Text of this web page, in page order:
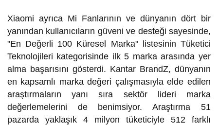
Xiaomi ayrıca Mi Fanlarının ve dünyanın dört bir
yanından kullanıcıların güveni ve desteği sayesinde,
"En Değerli 100 Küresel Marka" listesinin Tüketici
Teknolojileri kategorisinde ilk 5 marka arasında yer
alma başarısını gösterdi. Kantar BrandZ, dünyanın
en kapsamlı marka değeri çalışmasıyla elde edilen
araştırmaların yanı sıra sektör lideri marka
değerlemelerini de benimsiyor. Araştırma 51
pazarda yaklaşık 4 milyon tüketiciyle 512 farklı